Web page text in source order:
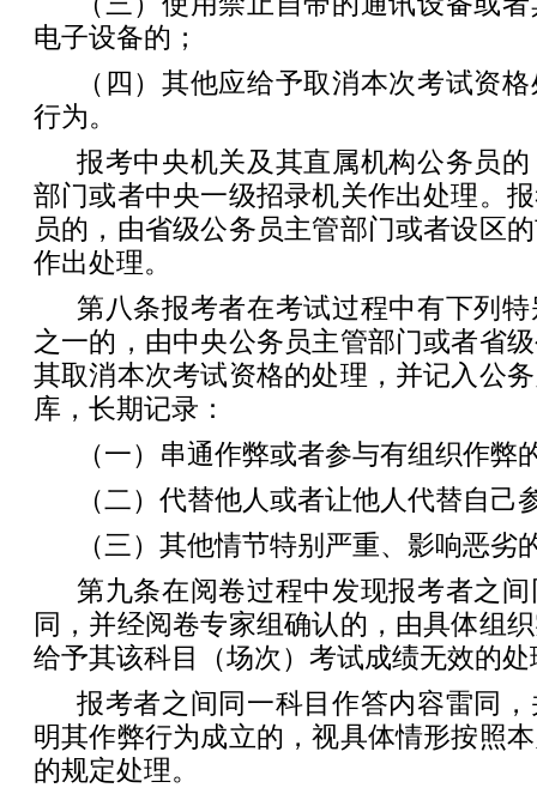
电子设备的；
（四）其他应给予取消本次考试资
行为。
报考中央机关及其直属机构公务员
部门或者中央一级招录机关作出处理。
员的，由省级公务员主管部门或者设区
作出处理。
第八条报考者在考试过程中有下列
之一的，由中央公务员主管部门或者省
其取消本次考试资格的处理，并记入公
库，长期记录：
（一）串通作弊或者参与有组织作弊
（二）代替他人或者让他人代替自己
（三）其他情节特别严重、影响恶劣
第九条在阅卷过程中发现报考者之
同，并经阅卷专家组确认的，由具体组
给予其该科目（场次）考试成绩无效的处
报考者之间同一科目作答内容雷同
明其作弊行为成立的，视具体情形按照
的规定处理。